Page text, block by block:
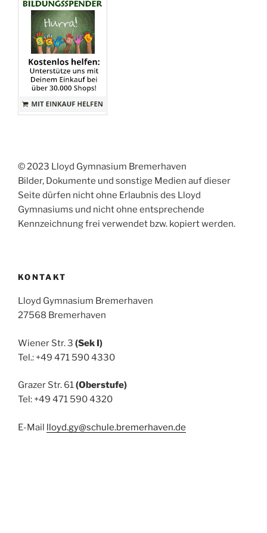
© 2023 Lloyd Gymnasium Bremerhaven
Bilder, Dokumente und sonstige Medien auf dieser
Seite dürfen nicht ohne Erlaubnis des Lloyd
Gymnasiums und nicht ohne entsprechende
Kennzeichnung frei verwendet bzw. kopiert werden.
KONTAKT
Lloyd Gymnasium Bremerhaven
27568 Bremerhaven
Wiener Str. 3 (Sek I)
Tel.: +49 471 590 4330
Grazer Str. 61(Oberstufe)
Tel: +49 471 590 4320
E-Mail lloyd.gy@schule.bremerhaven.de